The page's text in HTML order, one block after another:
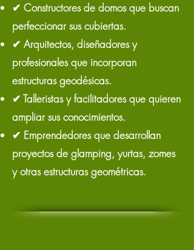
✔ Constructores de domos que buscan
perfeccionar sus cubiertas.
✔ Arquitectos, diseñadores y
profesionales que incorporan
estructuras geodésicas.
✔ Talleristas y facilitadores que quieren
ampliar sus conocimientos.
✔ Emprendedores que desarrollan
proyectos de glamping, yurtas, zomes
y otras estructuras geométricas.